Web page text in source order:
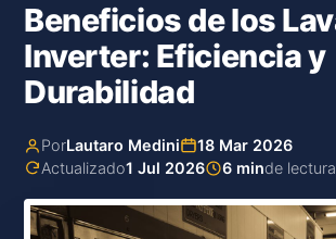
Beneficios de los
Inverter: Eficiencia y
Durabilidad
PorLautaro Medini
18 Mar 2026
Actualizado1 Jul 2026 6 minde lectura